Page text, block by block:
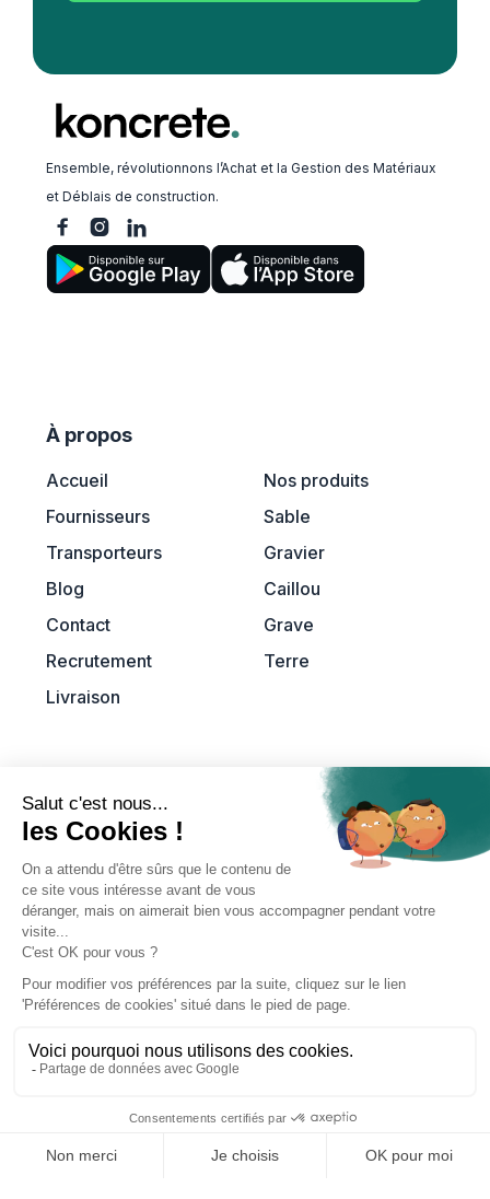
Ensemble, révolutionnons l’Achat et la Gestion des Matériaux
et Déblais de construction.
  
À propos
Accueil
Fournisseurs
Transporteurs
Blog
Contact
Recrutement
Livraison
Nos produits
Sable
Gravier
Caillou
Grave
Terre
Informations
CGV
Mentions légales
Confidentialité
Paris